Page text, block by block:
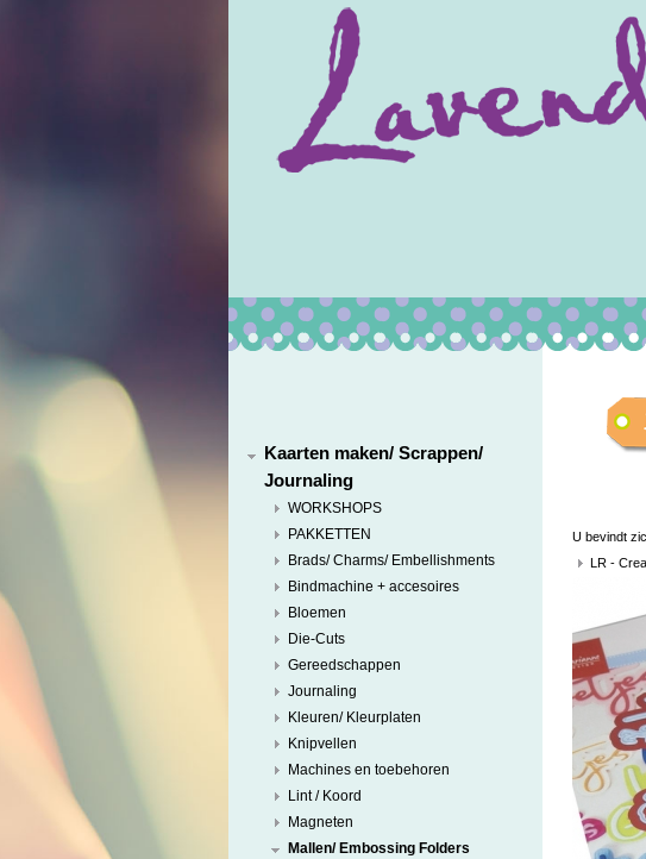
Kaarten maken/ Scrappen/
Journaling
WORKSHOPS
PAKKETTEN
Brads/ Charms/ Embellishments
Bindmachine + accesoires
Bloemen
Die-Cuts
Gereedschappen
Journaling
Kleuren/ Kleurplaten
Knipvellen
Machines en toebehoren
Lint / Koord
Magneten
Mallen/ Embossing Folders
U bevindt
LR -